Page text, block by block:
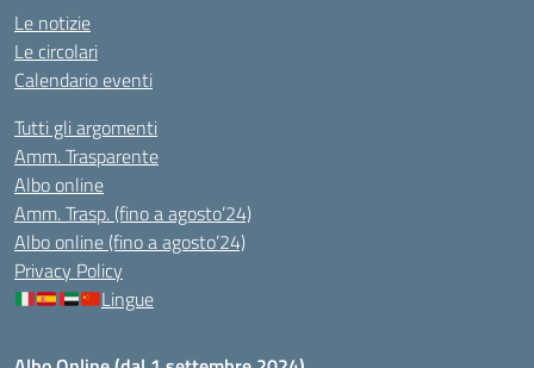
Le notizie
Le circolari
Calendario eventi
Tutti gli argomenti
Amm. Trasparente
Albo online
Amm. Trasp. (fino a agosto’24)
Albo online (fino a agosto’24)
Privacy Policy
Lingue